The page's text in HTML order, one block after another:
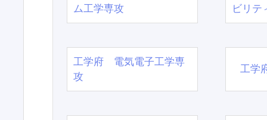
ム工学専攻
ビリテ
工学府 電気電子工学専
攻
工学